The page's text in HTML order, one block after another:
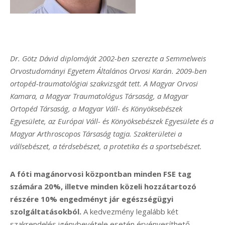
Dr. Götz Dávid diplomáját 2002-ben szerezte a Semmelweis
Orvostudományi Egyetem Általános Orvosi Karán. 2009-ben
ortopéd-traumatológiai szakvizsgát tett. A Magyar Orvosi
Kamara, a Magyar Traumatológus Társaság, a Magyar
Ortopéd Társaság, a Magyar Váll- és Könyöksebészek
Egyesülete, az Európai Váll- és Könyöksebészek Egyesülete és a
Magyar Arthroscopos Társaság tagja. Szakterületei a
vállsebészet, a térdsebészet, a protetika és a sportsebészet.
A fóti magánorvosi központban minden FSE tag
számára 20%, illetve minden közeli hozzátartozó
részére 10% engedményt jár egészségügyi
szolgáltatásokból. A kedvezmény legalább két